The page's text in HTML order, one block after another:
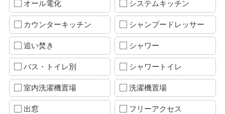
オール電化 システムキッチン
カウンターキッチン シャンプードレッサー
追い焚き シャワー
バス・トイレ別 シャワートイレ
室内洗濯機置場 洗濯機置場
出窓 フリーアクセス